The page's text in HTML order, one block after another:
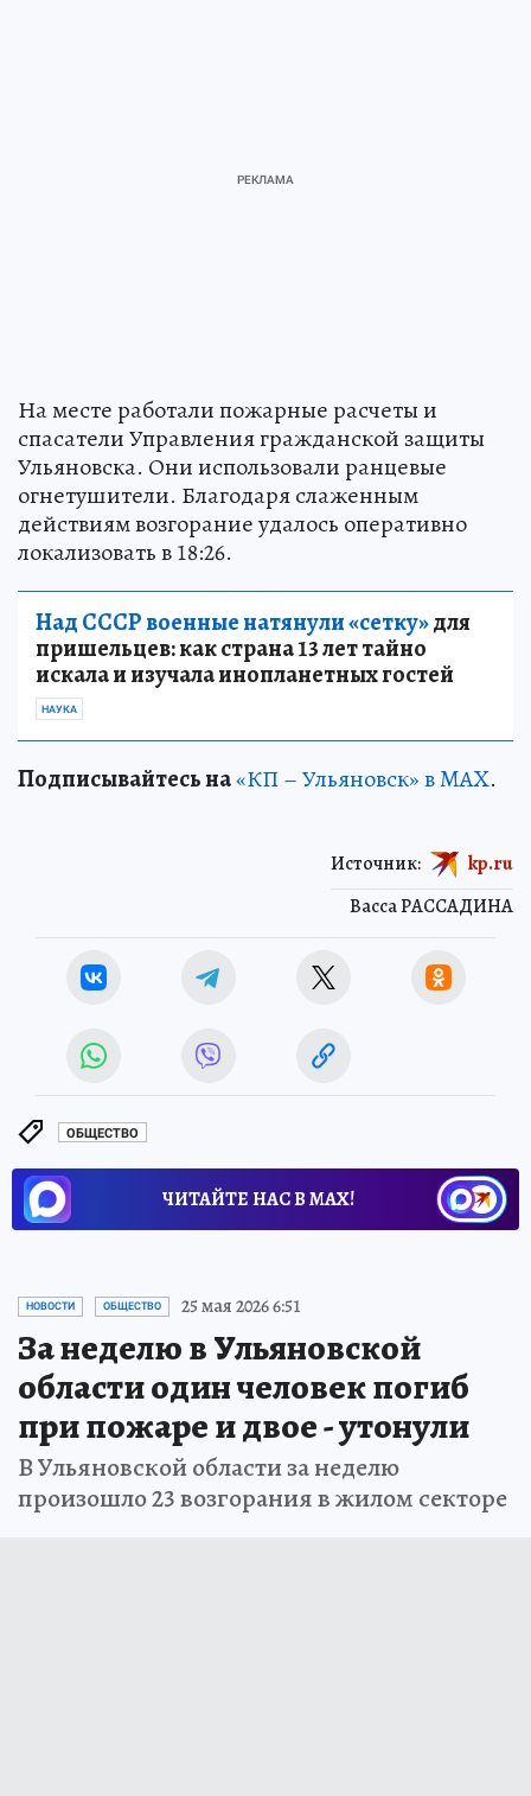
На месте работали пожарные расчеты и
спасатели Управления гражданской защиты
Ульяновска. Они использовали ранцевые
огнетушители. Благодаря слаженным
действиям возгорание удалось оперативно
локализовать в 18:26.
Над СССР военные натянули «сетку»для
пришельцев: как страна 13 лет тайно
искала и изучала инопланетных гостей
НАУКА
Подписывайтесь на«КП – Ульяновск» в MAX.
Васса РАССАДИНА
Источник: kp.ru
ОБЩЕСТВО
ЧИТАЙТЕ НАС В МАХ!
НОВОСТИ ОБЩЕСТВО 25 мая 2026 6:51
За неделю в Ульяновской
области один человек погиб
при пожаре и двое - утонули
В Ульяновской области за неделю
произошло 23 возгорания в жилом секторе